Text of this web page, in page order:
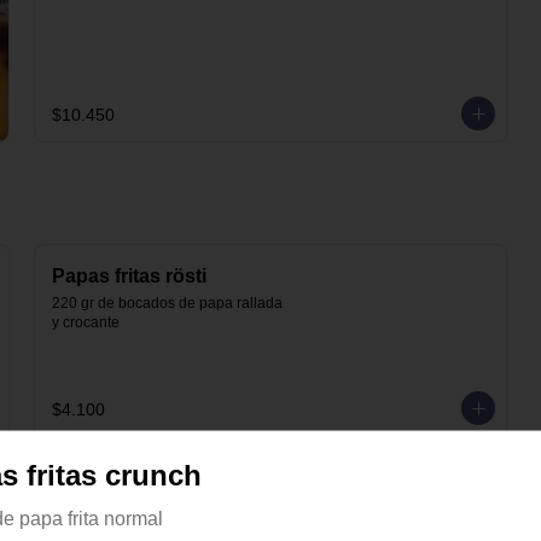
$10.450
Papas fritas rösti
220 gr de bocados de papa rallada
y crocante
$4.100
fritas crunch
papa frita normal